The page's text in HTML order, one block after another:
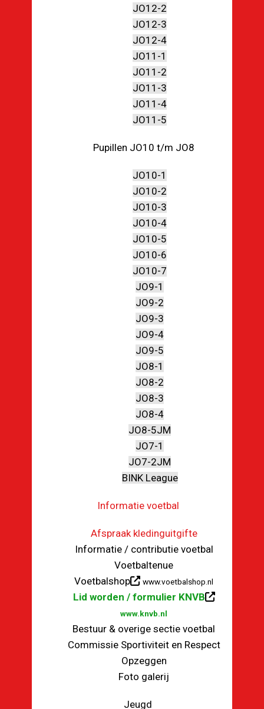
JO12-2
JO12-3
JO12-4
JO11-1
JO11-2
JO11-3
JO11-4
JO11-5
Pupillen JO10 t/m JO8
JO10-1
JO10-2
JO10-3
JO10-4
JO10-5
JO10-6
JO10-7
JO9-1
JO9-2
JO9-3
JO9-4
JO9-5
JO8-1
JO8-2
JO8-3
JO8-4
JO8-5JM
JO7-1
JO7-2JM
BINK League
Informatie voetbal
Afspraak kledinguitgifte
Informatie / contributie voetbal
Voetbaltenue
Voetbalshop
www.voetbalshop.nl
Lid worden / formulier KNVB
www.knvb.nl
Bestuur & overige sectie voetbal
Commissie Sportiviteit en Respect
Opzeggen
Foto galerij
Jeugd